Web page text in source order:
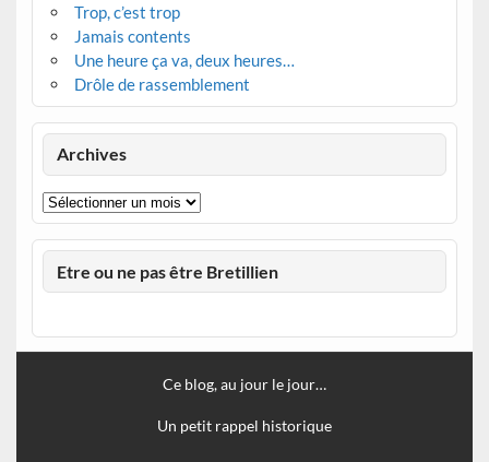
Trop, c’est trop
Jamais contents
Une heure ça va, deux heures…
Drôle de rassemblement
Archives
Archives
Etre ou ne pas être Bretillien
Ce blog, au jour le jour…
Un petit rappel historique